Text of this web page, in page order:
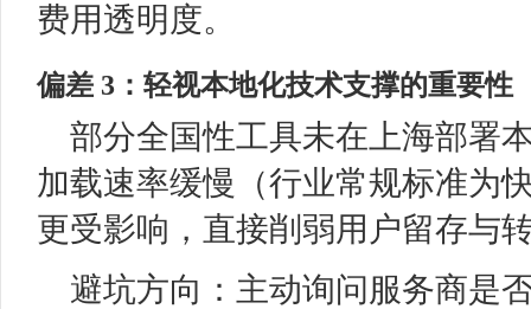
费用透明度。​
偏差 3：轻视本地化技术支撑的重要性
部分全国性工具未在上海部署
加载速率缓慢（行业常规标准为
更受影响，直接削弱用户留存与
避坑方向：主动询问服务商是